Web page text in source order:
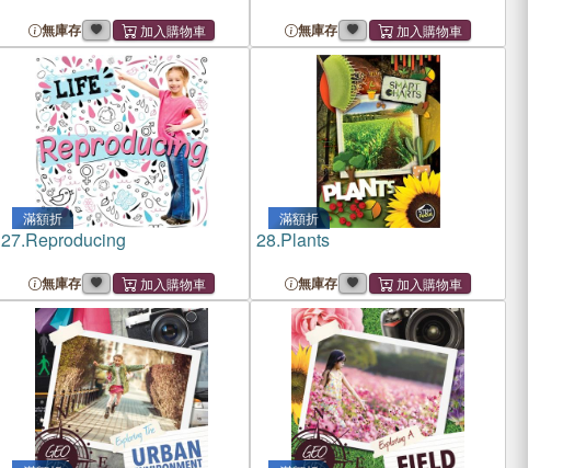
無庫存 無庫存
滿額折
27.Reproducing
無庫存
滿額折
28.Plants
無庫存